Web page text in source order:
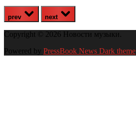
prev next
Copyright © 2026 Новости музыки.
Powered by PressBook News Dark theme